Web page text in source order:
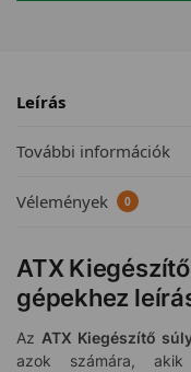
Leírás
További információk
Vélemények 0
ATX
gépekhez
Az ATX Kiegészítő
azok számára, akik